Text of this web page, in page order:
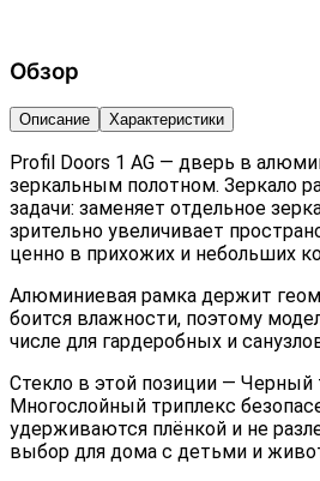
Обзор
Описание Характеристики
Profil Doors 1 AG — дверь в
зеркальным полотном. Зеркало
задачи: заменяет отдельное
зрительно увеличивает
ценно в прихожих и небольших
Алюминиевая рамка держит
боится влажности, поэтому
числе для гардеробных и
Стекло в этой позиции — Черный
Многослойный триплекс
удерживаются плёнкой и не
выбор для дома с детьми и